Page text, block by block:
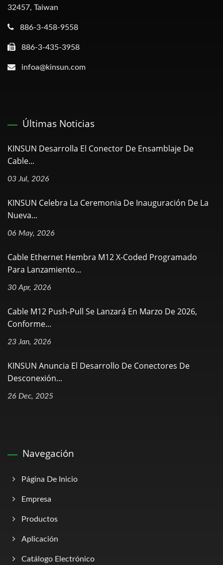
32457, Taiwan
886-3-458-9558
886-3-435-3958
infoa@kinsun.com
Últimas Noticias
KINSUN Desarrolla El Conector De Ensamblaje De
Cable...
03 Jul, 2026
KINSUN Celebra La Ceremonia De Inauguración De La
Nueva...
06 May, 2026
Cable Ethernet Hembra M12 X-Coded Programado
Para Lanzamiento...
30 Apr, 2026
Cable M12 Push-Pull Se Lanzará En Marzo De 2026,
Conforme...
23 Jan, 2026
KINSUN Anuncia El Desarrollo De Conectores De
Desconexión...
26 Dec, 2025
Navegación
Página De Inicio
Empresa
Productos
Aplicación
Catálogo Electrónico